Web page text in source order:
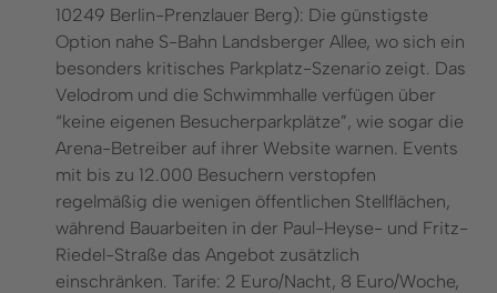
10249 Berlin-Prenzlauer Berg): Die günstigste
Option nahe S-Bahn Landsberger Allee, wo sich ein
besonders kritisches Parkplatz-Szenario zeigt. Das
Velodrom und die Schwimmhalle verfügen über
“keine eigenen Besucherparkplätze”, wie sogar die
Arena-Betreiber auf ihrer Website warnen. Events
mit bis zu 12.000 Besuchern verstopfen
regelmäßig die wenigen öffentlichen Stellflächen,
während Bauarbeiten in der Paul-Heyse- und Fritz-
Riedel-Straße das Angebot zusätzlich
einschränken. Tarife: 2 Euro/Nacht, 8 Euro/Woche,